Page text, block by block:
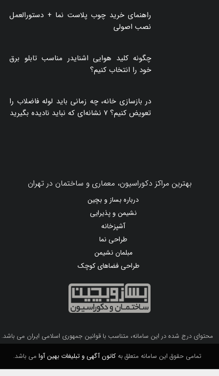
راهنمای خرید چوب پلاست نما + دستورالعمل
نصب اصولی
چگونه کلید هوایی اشنایدر مناسب تابلو برق
خود را انتخاب کنیم؟
در بازسازی خانه، چه زمانی باید لوله فاضلاب را
تعویض کنیم؟ ۷ نشانه‌ای که نباید نادیده بگیرید
بهترین مراکز دکوراسیون، معماری و ساختمان در تهران
درباره بساز و بچین
نشیمن و پذیرایی
آشپزخانه
طراحی نما
مبلمان نشیمن
طراحی فضاهای کوچک
محتوای درج شده در این سامانه، متناسب با قوانین جمهوری اسلامی ایران می باشد.
تمامی حقوق این سامانه متعلق بهکانون آگهی و تبلیغات بهین آوامی باشد.